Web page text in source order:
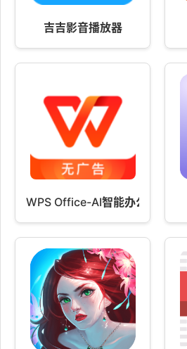
吉吉影音播放器
WPS Office-AI智能办公助手